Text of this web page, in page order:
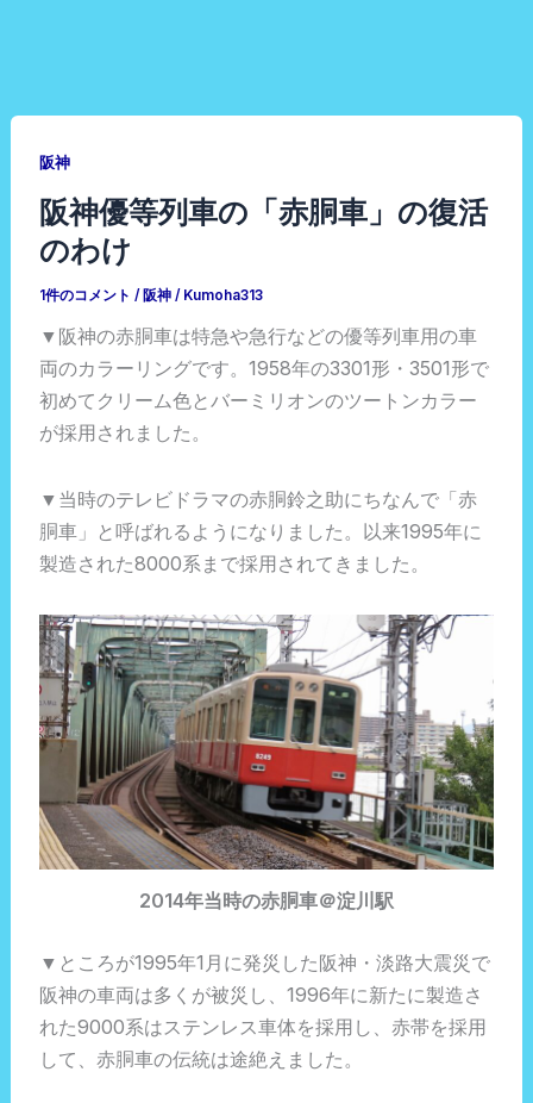
阪神
阪神優等列車の「赤胴車」の復活
のわけ
1件のコメント / 阪神 / Kumoha313
▼阪神の赤胴車は特急や急行などの優等列車用の車
両のカラーリングです。1958年の3301形・3501形で
初めてクリーム色とバーミリオンのツートンカラー
が採用されました。
▼当時のテレビドラマの赤胴鈴之助にちなんで「赤
胴車」と呼ばれるようになりました。以来1995年に
製造された8000系まで採用されてきました。
2014年当時の赤胴車＠淀川駅
▼ところが1995年1月に発災した阪神・淡路大震災で
阪神の車両は多くが被災し、1996年に新たに製造さ
れた9000系はステンレス車体を採用し、赤帯を採用
して、赤胴車の伝統は途絶えました。